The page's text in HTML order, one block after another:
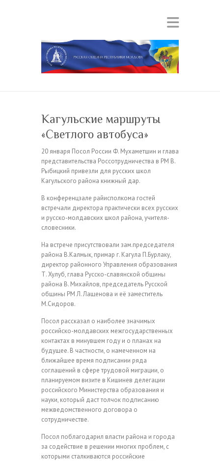
Кагульские маршруты
«Светлого автобуса»
20 января Посол России Ф. Мухаметшин и глава
представительства Россотрудничества в РМ В.
Рыбицкий привезли для русских школ
Кагульского района книжный дар.
В конференцзале райисполкома гостей
встречали директора практически всех русских
и русско-молдавских школ района, учителя-
словесники.
На встрече присутствовали зам.председателя
района В.Калмык, примар г. Кагула П.Бурлаку,
директор районного Управления образования
Т. Хулуб, глава Русско-славянской общины
района В. Михайлов, председатель Русской
общины РМ Л. Лащенова и её заместитель
М.Сидоров.
Посол рассказал о наиболее значимых
российско-молдавских межгосударственных
контактах в минувшем году и о планах на
будущее. В частности, о намеченном на
ближайшее время подписании ряда
соглашений в сфере трудовой миграции, о
планируемом визите в Кишинев делегации
российского Министерства образования и
науки, который даст толчок подписанию
межведомственного договора о
сотрудничестве.
Посол поблагодарил власти района и города
за содействие в решении многих проблем, с
которыми сталкиваются российские